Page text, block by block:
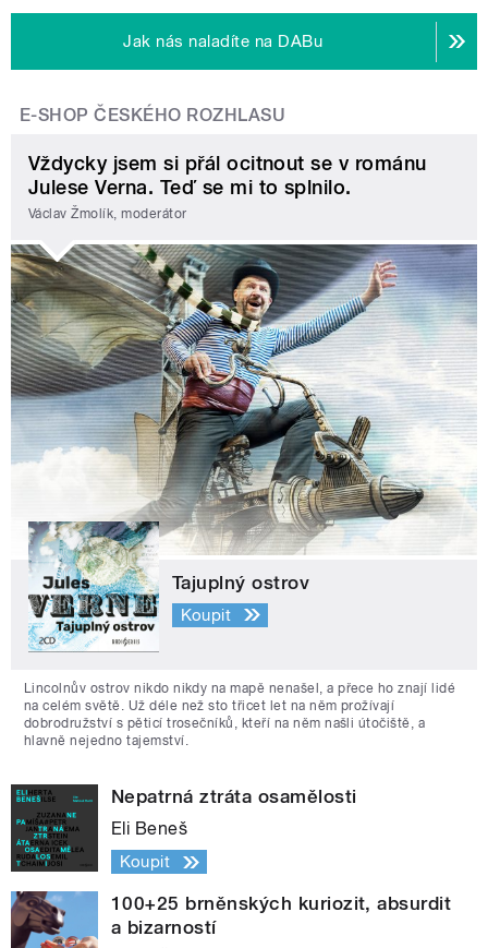
Jak nás naladíte na DABu
E-SHOP ČESKÉHO ROZHLASU
Vždycky jsem si přál ocitnout se v románu
Julese Verna. Teď se mi to splnilo.
Václav Žmolík, moderátor
Tajuplný ostrov
Koupit
Lincolnův ostrov nikdo nikdy na mapě nenašel, a přece ho znají lidé
na celém světě. Už déle než sto třicet let na něm prožívají
dobrodružství s pěticí trosečníků, kteří na něm našli útočiště, a
hlavně nejedno tajemství.
Nepatrná ztráta osamělosti
Eli Beneš
Koupit
100+25 brněnských kuriozit, absurdit
a bizarností